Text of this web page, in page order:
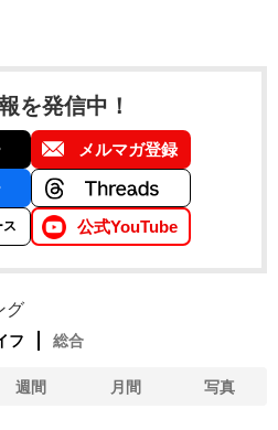
を発信中！
メルマガ登録
公式YouTube
グ
フ 総合
週間 月間 写真